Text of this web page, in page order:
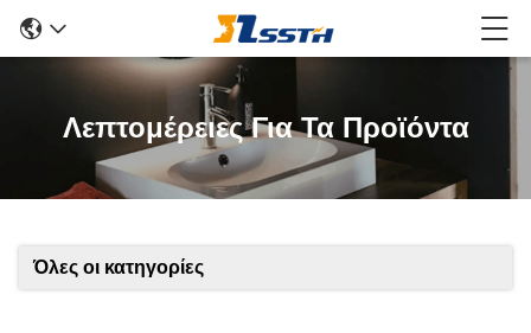
Λεπτομέρειες Για Τα Προϊόντα
Όλες οι κατηγορίες